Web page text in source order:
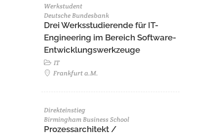
Werkstudent
Deutsche Bundesbank
Drei Werksstudierende für IT-
Engineering im Bereich Software-
Entwicklungswerkzeuge
IT
Frankfurt a.M.
Direkteinstieg
Birmingham Business School
Prozessarchitekt /